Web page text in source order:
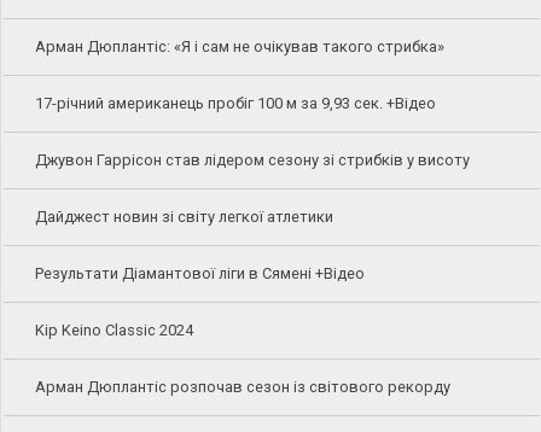
Арман Дюплантіс: «Я і сам не очікував такого стрибка»
17-річний американець пробіг 100 м за 9,93 сек. +Відео
Джувон Гаррісон став лідером сезону зі стрибків у висоту
Дайджест новин зі світу легкої атлетики
Результати Діамантової ліги в Сямені +Відео
Kip Keino Classic 2024
Арман Дюплантіс розпочав сезон із світового рекорду